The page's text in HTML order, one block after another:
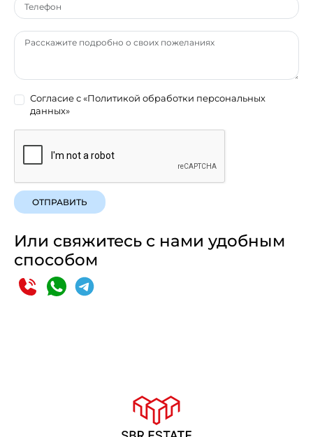
Согласие с«Политикой обработки персональных
данных»
ОТПРАВИТЬ
Или свяжитесь с нами удобным
способом